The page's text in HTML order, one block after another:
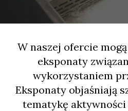
W naszej ofercie
eksponaty
wykorzystaniem
Eksponaty objaśniają
tematykę aktywności